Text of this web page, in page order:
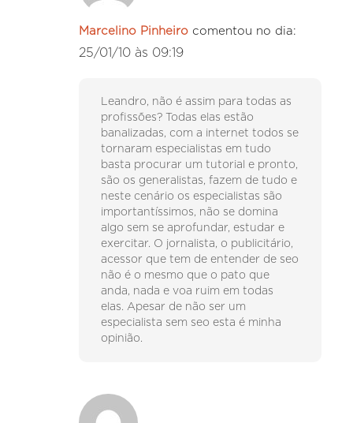
Marcelino Pinheiro comentou no dia:
25/01/10 às 09:19
Leandro, não é assim para todas as
profissões? Todas elas estão
banalizadas, com a internet todos se
tornaram especialistas em tudo
basta procurar um tutorial e pronto,
são os generalistas, fazem de tudo e
neste cenário os especialistas são
importantíssimos, não se domina
algo sem se aprofundar, estudar e
exercitar. O jornalista, o publicitário,
acessor que tem de entender de seo
não é o mesmo que o pato que
anda, nada e voa ruim em todas
elas. Apesar de não ser um
especialista sem seo esta é minha
opinião.